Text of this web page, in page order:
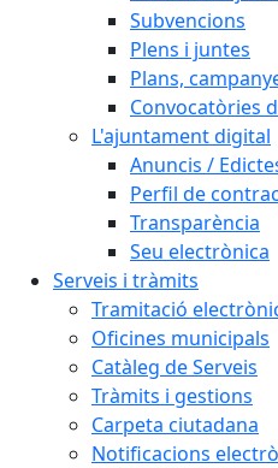
Subvencions
Plens i juntes
Plans,
Convocatòries
L'ajuntament digital
Anuncis /
Perfil de
Transparència
Seu electrònica
Serveis i tràmits
Tramitació
Oficines municipals
Catàleg de Serveis
Tràmits i gestions
Carpeta ciutadana
Notificacions